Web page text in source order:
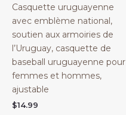
Casquette uruguayenne
avec emblème national,
soutien aux armoiries de
l’Uruguay, casquette de
baseball uruguayenne pour
femmes et hommes,
ajustable
$14.99